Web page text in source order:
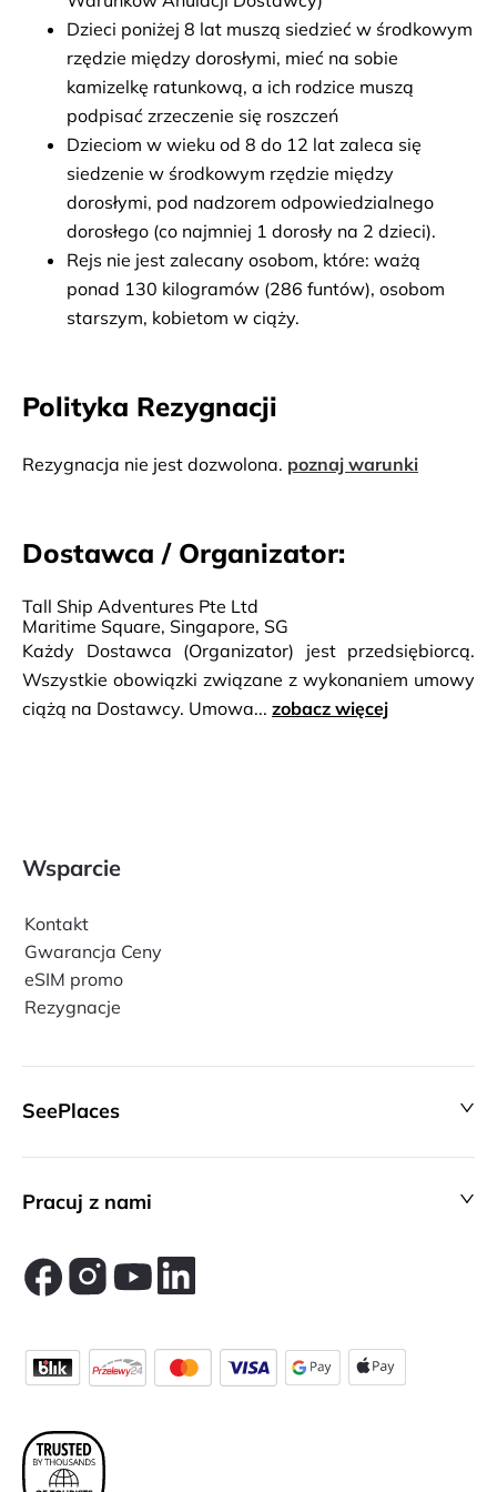
Dzieci poniżej 8 lat muszą siedzieć w środkowym
rzędzie między dorosłymi, mieć na sobie
kamizelkę ratunkową, a ich rodzice muszą
podpisać zrzeczenie się roszczeń
Dzieciom w wieku od 8 do 12 lat zaleca się
siedzenie w środkowym rzędzie między
dorosłymi, pod nadzorem odpowiedzialnego
dorosłego (co najmniej 1 dorosły na 2 dzieci).
Rejs nie jest zalecany osobom, które: ważą
ponad 130 kilogramów (286 funtów), osobom
starszym, kobietom w ciąży.
Polityka Rezygnacji
Rezygnacja nie jest dozwolona. poznaj warunki
Dostawca / Organizator:
Tall Ship Adventures Pte Ltd
Maritime Square, Singapore, SG
Każdy Dostawca (Organizator) jest przedsiębiorcą.
Wszystkie obowiązki związane z wykonaniem umowy
ciążą na Dostawcy. Umowa... zobacz więcej
Wsparcie
Kontakt
Gwarancja Ceny
eSIM promo
Rezygnacje
SeePlaces
Pracuj z nami